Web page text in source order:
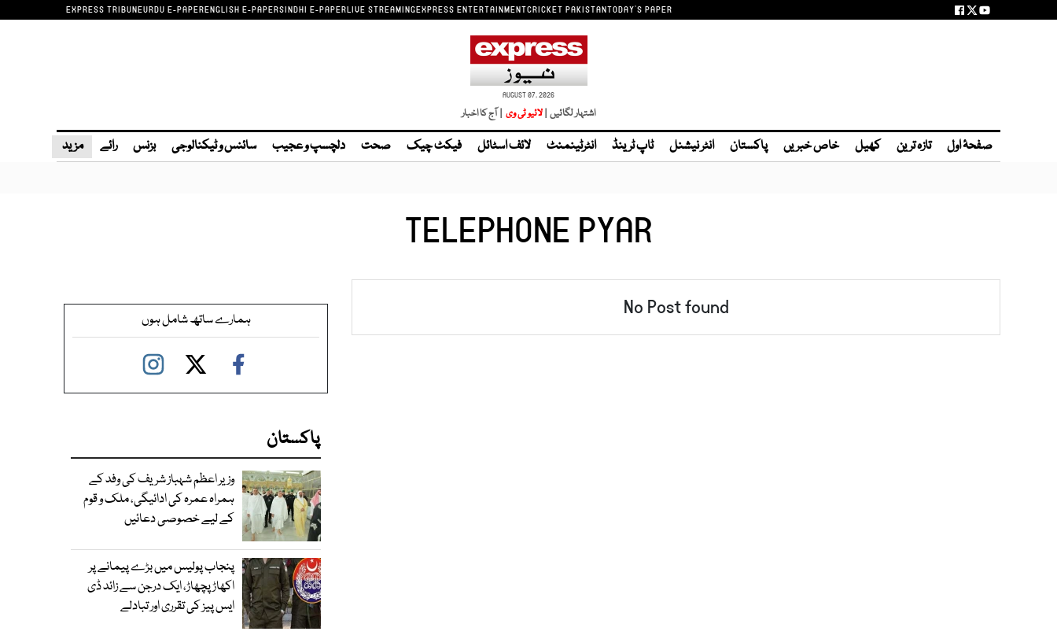
EXPRESS TRIBUNEURDU E-PAPERENGLISH E-PAPERSINDHI E-PAPERLIVE STREAMINGEXPRESS ENTERTAINMENTCRICKET PAKISTANTODAY'S PAPER
AUGUST 07, 2026
اشتہار لگائیں |لائیو ٹی وی | آج کا اخبار
صفحۂ اول تازہ ترین کھیل خاص خبریں پاکستان انٹر نیشنل ٹاپ ٹرینڈ انٹرٹینمنٹ لائف اسٹائل فیکٹ چیک صحت دلچسپ و عجیب سائنس و ٹیکنالوجی بزنس رائے مزید
TELEPHONE PYAR
No Post found ہمارے ساتھ شامل ہوں
پاکستان
وزیر اعظم شہباز شریف کی وفد کے
ہمراہ عمرہ کی ادائیگی، ملک و قوم
کے لیے خصوصی دعائیں
پنجاب پولیس میں بڑے پیمانے پر
اکھاڑ پچھاڑ، ایک درجن سے زائد ڈی
ایس پیز کی تقرری اور تبادلے